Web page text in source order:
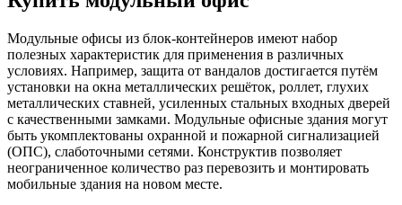
Модульные офисы из блок-контейнеров имеют набор
полезных характеристик для применения в различных
условиях. Например, защита от вандалов достигается путём
установки на окна металлических решёток, роллет, глухих
металлических ставней, усиленных стальных входных дверей
с качественными замками. Модульные офисные здания могут
быть укомплектованы охранной и пожарной сигнализацией
(ОПС), слаботочными сетями. Конструктив позволяет
неограниченное количество раз перевозить и монтировать
мобильные здания на новом месте.